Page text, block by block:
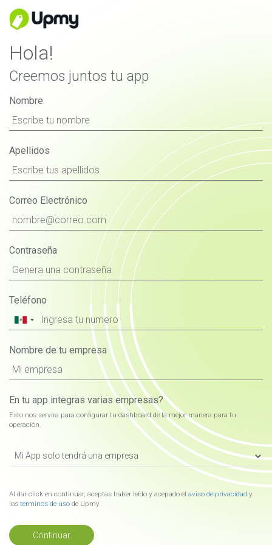
Hola!
Creemos juntos tu app
Nombre
Apellidos
Correo Electrónico
Contraseña
Teléfono
Nombre de tu empresa
En tu app integras varias empresas?
Esto nos servira para configurar tu dashboard de la mejor manera para tu
operación.
Al dar click en continuar, aceptas haber leído y acepado el aviso de privacidad y
los terminos de uso de Upmy